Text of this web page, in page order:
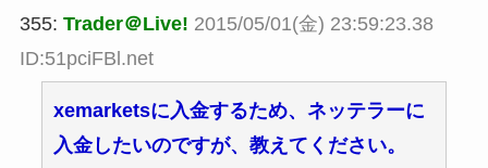
355: Trader＠Live! 2015/05/01(金) 23:59:23.38
ID:51pciFBl.net
xemarketsに入金するため、ネッテラーに
入金したいのですが、教えてください。